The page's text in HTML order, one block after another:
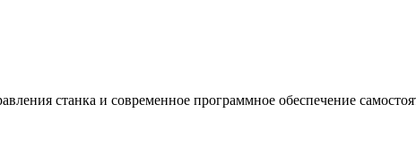
станка и современное программное обеспечение